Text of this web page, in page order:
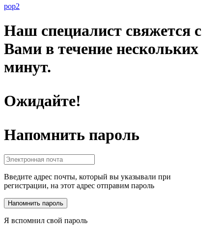
pop2
Наш специалист свяжется с
Вами в течение нескольких
минут.
Ожидайте!
Напомнить пароль
Введите адрес почты, который вы указывали при
регистрации, на этот адрес отправим пароль
Я вспомнил свой пароль